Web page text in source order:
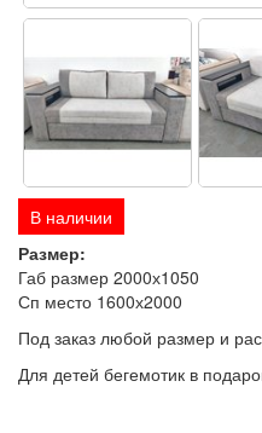
В наличии
Размер:
Габ размер 2000х1050
Сп место 1600х2000
Под заказ любой размер и
Для детей бегемотик в